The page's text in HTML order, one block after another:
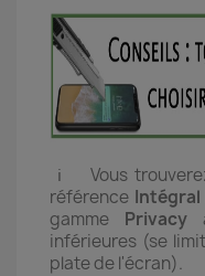
ℹ️ Vous
référence Intégral
gamme Privacy
inférieures (se
plate de l'écran).